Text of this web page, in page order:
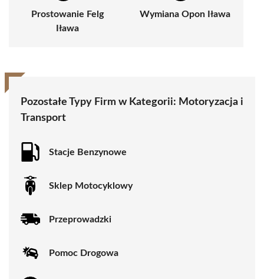
Prostowanie Felg
Iława
Wymiana Opon Iława
Pozostałe Typy Firm w Kategorii: Motoryzacja i
Transport
Stacje Benzynowe
Sklep Motocyklowy
Przeprowadzki
Pomoc Drogowa